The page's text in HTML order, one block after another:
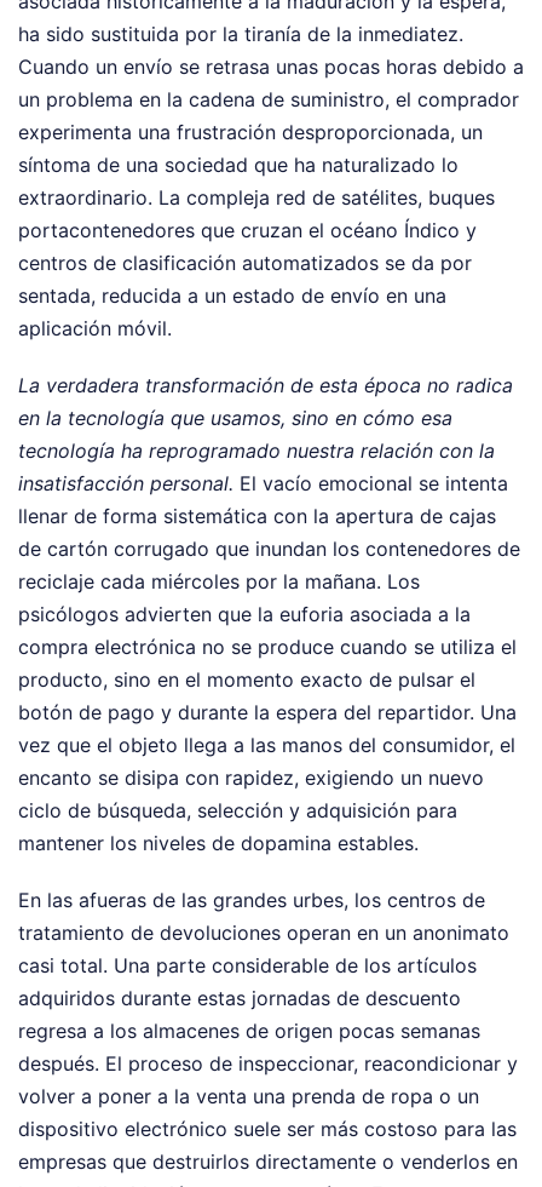
ha sido sustituida por la tiranía de la inmediatez.
Cuando un envío se retrasa unas pocas horas debido a
un problema en la cadena de suministro, el comprador
experimenta una frustración desproporcionada, un
síntoma de una sociedad que ha naturalizado lo
extraordinario. La compleja red de satélites, buques
portacontenedores que cruzan el océano Índico y
centros de clasificación automatizados se da por
sentada, reducida a un estado de envío en una
aplicación móvil.
La verdadera transformación de esta época no radica
en la tecnología que usamos, sino en cómo esa
tecnología ha reprogramado nuestra relación con la
insatisfacción personal. El vacío emocional se intenta
llenar de forma sistemática con la apertura de cajas
de cartón corrugado que inundan los contenedores de
reciclaje cada miércoles por la mañana. Los
psicólogos advierten que la euforia asociada a la
compra electrónica no se produce cuando se utiliza el
producto, sino en el momento exacto de pulsar el
botón de pago y durante la espera del repartidor. Una
vez que el objeto llega a las manos del consumidor, el
encanto se disipa con rapidez, exigiendo un nuevo
ciclo de búsqueda, selección y adquisición para
mantener los niveles de dopamina estables.
En las afueras de las grandes urbes, los centros de
tratamiento de devoluciones operan en un anonimato
casi total. Una parte considerable de los artículos
adquiridos durante estas jornadas de descuento
regresa a los almacenes de origen pocas semanas
después. El proceso de inspeccionar, reacondicionar y
volver a poner a la venta una prenda de ropa o un
dispositivo electrónico suele ser más costoso para las
empresas que destruirlos directamente o venderlos en